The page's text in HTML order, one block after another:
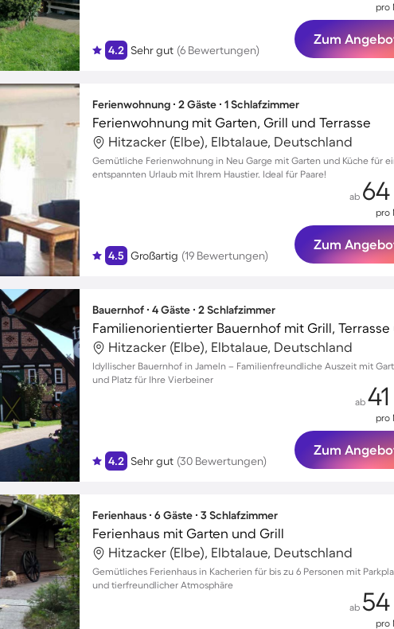
4.2 Sehr gut (6 Bewertungen)
pro
Zum
Ferienwohnung ∙ 2 Gäste ∙ 1 Schlafzimmer
Ferienwohnung mit Garten, Grill und Terrasse
Hitzacker (Elbe), Elbtalaue, Deutschland
Gemütliche Ferienwohnung in Neu Garge mit Garten und Küche für
entspannten Urlaub mit Ihrem Haustier. Ideal für Paare!
4.5 Großartig (19 Bewertungen)
ab
pro
Zum
Bauernhof ∙ 4 Gäste ∙ 2 Schlafzimmer
Hitzacker (Elbe), Elbtalaue, Deutschland
Idyllischer Bauernhof in Jameln – Familienfreundliche Auszeit mit
und Platz für Ihre Vierbeiner
4.2 Sehr gut (30 Bewertungen)
ab
pro
Zum
Ferienhaus ∙ 6 Gäste ∙ 3 Schlafzimmer
Ferienhaus mit Garten und Grill
Hitzacker (Elbe), Elbtalaue, Deutschland
Gemütliches Ferienhaus in Kacherien für bis zu 6 Personen mit
und tierfreundlicher Atmosphäre
ab
pro